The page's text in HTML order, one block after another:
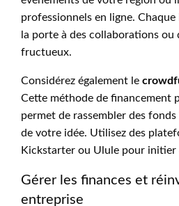
professionnels en ligne.
la porte à des collaborations ou
fructueux.
Considérez également le
Cette méthode de financement
permet de rassembler des
de votre idée. Utilisez des
Kickstarter ou Ulule pour initier
Gérer les finances et
entreprise